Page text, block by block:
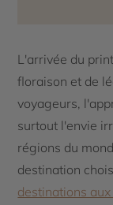
L'arrivée du
floraison et de
voyageurs,
surtout l'envie
régions du
destination
destinations